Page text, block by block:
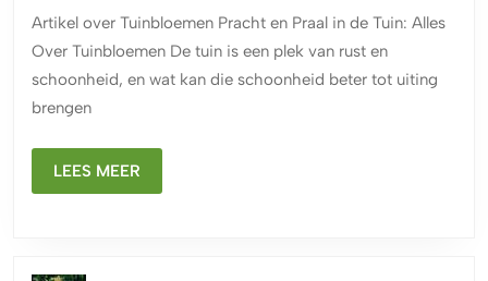
Betoverende
Wereld
Artikel over Tuinbloemen Pracht en Praal in de Tuin: Alles
Over Tuinbloemen De tuin is een plek van rust en
schoonheid, en wat kan die schoonheid beter tot uiting
brengen
LEES MEER
MEER